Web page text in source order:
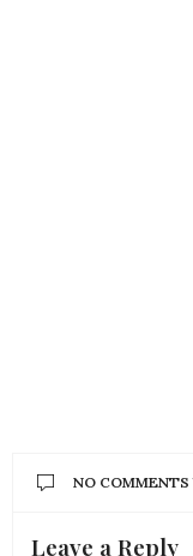
NO COMMENTS
Leave a Reply